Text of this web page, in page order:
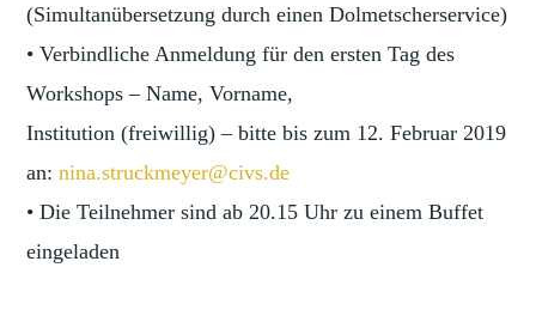
(Simultanübersetzung durch einen Dolmetscherservice)
• Verbindliche Anmeldung für den ersten Tag des
Workshops – Name, Vorname,
Institution (freiwillig) – bitte bis zum 12. Februar 2019
an:nina.struckmeyer@civs.de
• Die Teilnehmer sind ab 20.15 Uhr zu einem Buffet
eingeladen